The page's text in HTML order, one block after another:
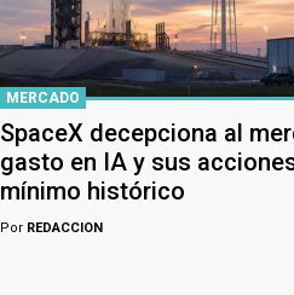
MERCADO
SpaceX decepciona al
gasto en IA y sus
mínimo histórico
Por REDACCION